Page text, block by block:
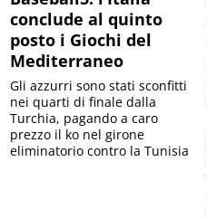
conclude al quinto
posto i Giochi del
Mediterraneo
Gli azzurri sono stati sconfitti
nei quarti di finale dalla
Turchia, pagando a caro
prezzo il ko nel girone
eliminatorio contro la Tunisia